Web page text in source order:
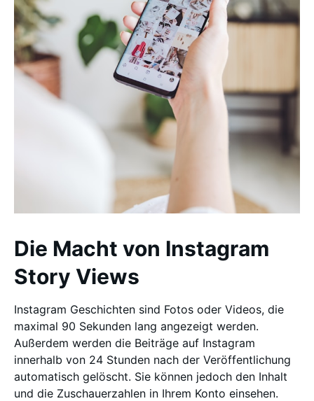
Die Macht von Instagram
Story Views
Instagram Geschichten sind Fotos oder Videos, die
maximal 90 Sekunden lang angezeigt werden.
Außerdem werden die Beiträge auf Instagram
innerhalb von 24 Stunden nach der Veröffentlichung
automatisch gelöscht. Sie können jedoch den Inhalt
und die Zuschauerzahlen in Ihrem Konto einsehen.